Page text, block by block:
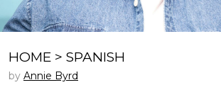
HOME > SPANISH
by Annie Byrd